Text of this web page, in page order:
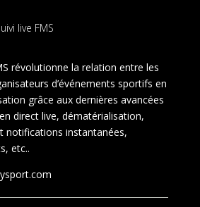
live FMS
révolutionne la relation entre les
d’événements sportifs en
grâce aux dernières avancées
direct live, dématérialisation,
notifications instantanées,
etc..